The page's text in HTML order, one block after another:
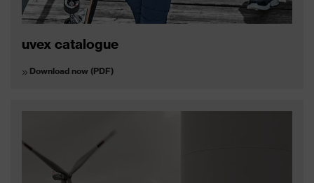
uvex catalogue
Download now (PDF)